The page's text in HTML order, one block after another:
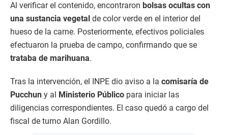
Al verificar el contenido, encontraron bolsas ocultas con
una sustancia vegetal de color verde en el interior del
hueso de la carne. Posteriormente, efectivos policiales
efectuaron la prueba de campo, confirmando que se
trataba de marihuana.
Tras la intervención, el INPE dio aviso a la comisaría de
Pucchun y al Ministerio Público para iniciar las
diligencias correspondientes. El caso quedó a cargo del
fiscal de turno Alan Gordillo.